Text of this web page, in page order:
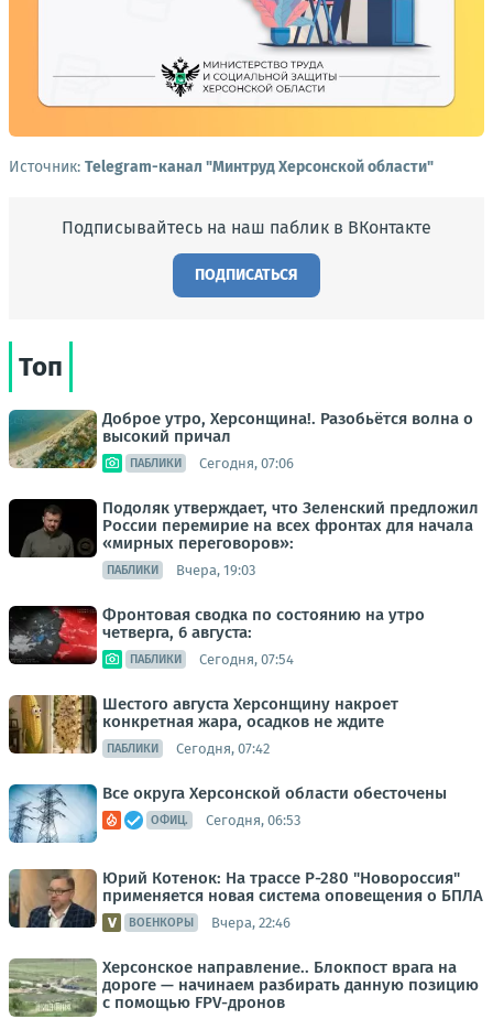
Источник: Telegram-канал "Минтруд Херсонской области"
Подписывайтесь на наш паблик в ВКонтакте
ПОДПИСАТЬСЯ
Топ
Доброе утро, Херсонщина!. Разобьётся волна о
высокий причал
ПАБЛИКИ Сегодня, 07:06
Подоляк утверждает, что Зеленский предложил
России перемирие на всех фронтах для начала
«мирных переговоров»:
ПАБЛИКИ Вчера, 19:03
Фронтовая сводка по состоянию на утро
четверга, 6 августа:
ПАБЛИКИ Сегодня, 07:54
Шестого августа Херсонщину накроет
конкретная жара, осадков не ждите
ПАБЛИКИ Сегодня, 07:42
Все округа Херсонской области обесточены
ОФИЦ. Сегодня, 06:53
Юрий Котенок: На трассе Р-280 "Новороссия"
применяется новая система оповещения о БПЛА
ВОЕНКОРЫ Вчера, 22:46
Херсонское направление.. Блокпост врага на
дороге — начинаем разбирать данную позицию
с помощью FPV-дронов